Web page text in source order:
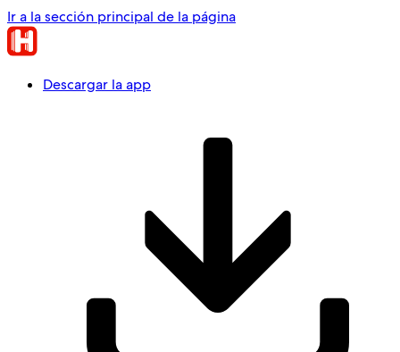
Ir a la sección principal de la página
Descargar la app